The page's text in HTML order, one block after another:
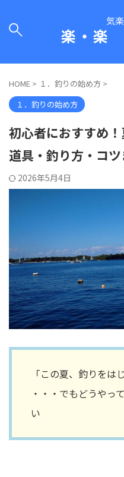
気
楽・楽
HOME > １．釣りの始め方 >
１．釣りの始め方
初心者におすすめ！
道具・釣り方・コ
2026年5月4日
「この夏、釣りをは
・・・でもどうやっ
い